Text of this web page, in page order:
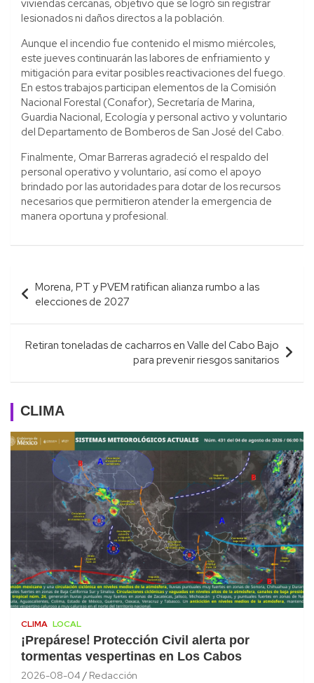
viviendas cercanas, objetivo que se logró sin registrar
lesionados ni daños directos a la población.
Aunque el incendio fue contenido el mismo miércoles,
este jueves continuarán las labores de enfriamiento y
mitigación para evitar posibles reactivaciones del fuego.
En estos trabajos participan elementos de la Comisión
Nacional Forestal (Conafor), Secretaría de Marina,
Guardia Nacional, Ecología y personal activo y voluntario
del Departamento de Bomberos de San José del Cabo.
Finalmente, Omar Barreras agradeció el respaldo del
personal operativo y voluntario, así como el apoyo
brindado por las autoridades para dotar de los recursos
necesarios que permitieron atender la emergencia de
manera oportuna y profesional.
Navegación
de
entradas
Morena, PT y PVEM ratifican alianza rumbo a las
elecciones de 2027
Retiran toneladas de cacharros en Valle del Cabo Bajo
para prevenir riesgos sanitarios
CLIMA
CLIMA LOCAL
¡Prepárese! Protección Civil alerta por
tormentas vespertinas en Los Cabos
2026-08-04 Redacción